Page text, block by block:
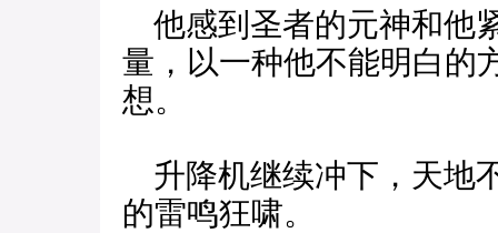
他感到圣者的元神和他
量，以一种他不能明白的
想。
升降机继续冲下，天地
的雷鸣狂啸。